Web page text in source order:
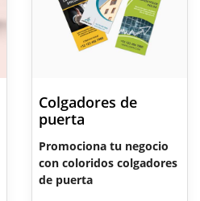
Colgadores de
puerta
Promociona tu negocio
con coloridos colgadores
de puerta